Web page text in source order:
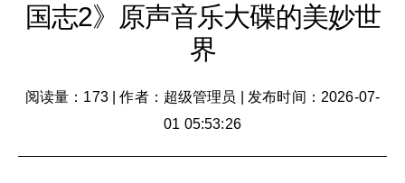
国志2》原声音乐大碟的美妙世
界
阅读量：173|作者：超级管理员
发布时间：2026-07-
01 05:53:26